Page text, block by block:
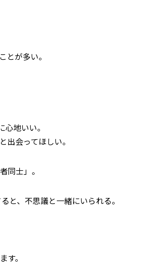
とが多い。
地いい。
会ってほしい。
同士」。
と、不思議と一緒にいられる。
す。